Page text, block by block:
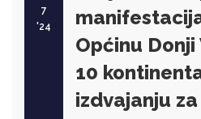
7
'24
Općinu Donji
10
izdvajanju